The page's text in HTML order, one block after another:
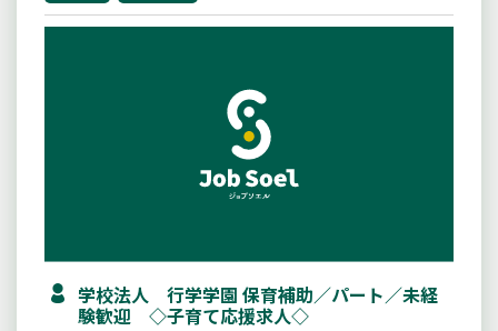
学校法人 行学学園 保育補助／パート／未経
験歓迎 ◇子育て応援求人◇